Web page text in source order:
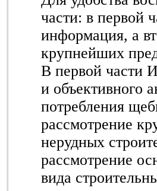
части: в первой
информация, а
крупнейших
В первой части
и объективного
потребления
рассмотрение
нерудных
рассмотрение
вида